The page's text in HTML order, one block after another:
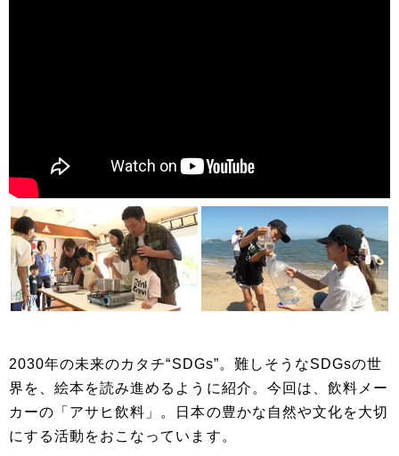
2030年の未来のカタチ“SDGs”。難しそうなSDGsの世
界を、絵本を読み進めるように紹介。今回は、飲料メー
カーの「アサヒ飲料」。日本の豊かな自然や文化を大切
にする活動をおこなっています。